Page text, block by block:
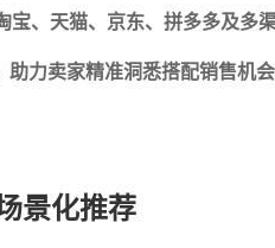
、天猫、京东、拼多多及多
力卖家精准洞悉搭配销售机会
景化推荐